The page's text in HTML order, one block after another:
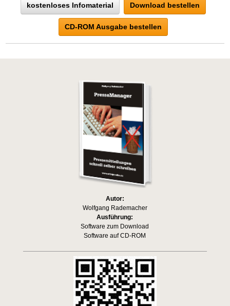
kostenloses Infomaterial Download bestellen
CD-ROM Ausgabe bestellen
Autor:
Wolfgang Rademacher
Ausführung:
Software zum Download
Software auf CD-ROM